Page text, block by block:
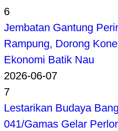
6
Jembatan Gantung
Rampung, Dorong
Ekonomi Batik Nau
2026-06-07
7
Lestarikan Budaya
041/Gamas Gelar